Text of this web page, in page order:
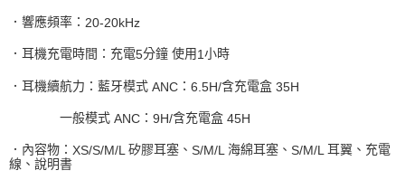
．響應頻率： 20-20kHz
．耳機充電時間：充電5分鐘 使用1小時
．耳機續航力：藍牙模式 ANC ： 6.5H/含充電盒 35H
一般模式 ANC ： 9H/含充電盒 45H
．內容物： XS/S/M/L矽膠耳塞、 S/M/L海綿耳塞、 S/M/L耳翼、充電
線、說明書